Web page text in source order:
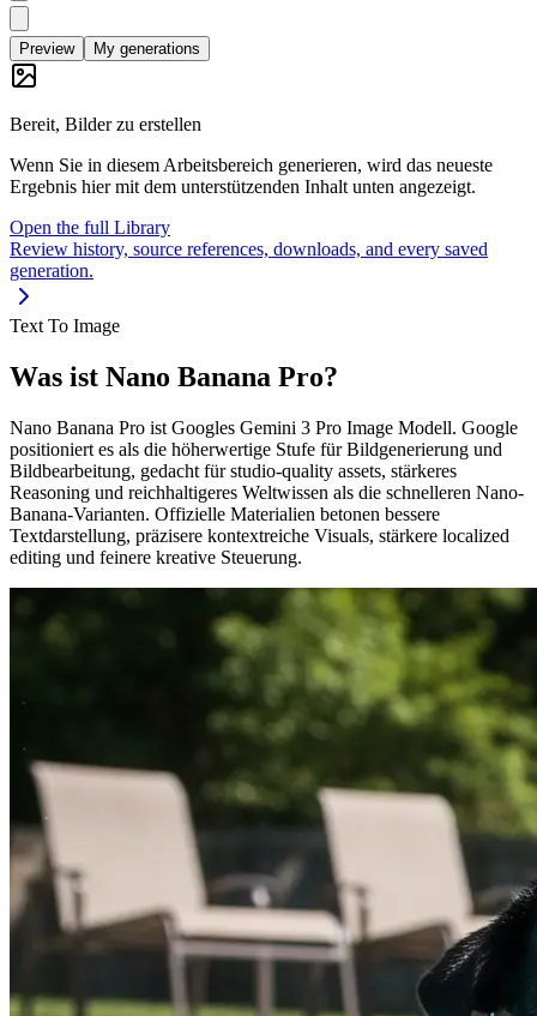
Preview My generations
Bereit, Bilder zu erstellen
Wenn Sie in diesem Arbeitsbereich generieren, wird das neueste
Ergebnis hier mit dem unterstützenden Inhalt unten angezeigt.
Open the full Library
Review history, source references, downloads, and every saved
generation.
Text To Image
Was ist Nano Banana Pro?
Nano Banana Pro ist Googles Gemini 3 Pro Image Modell. Google
positioniert es als die höherwertige Stufe für Bildgenerierung und
Bildbearbeitung, gedacht für studio-quality assets, stärkeres
Reasoning und reichhaltigeres Weltwissen als die schnelleren Nano-
Banana-Varianten. Offizielle Materialien betonen bessere
Textdarstellung, präzisere kontextreiche Visuals, stärkere localized
editing und feinere kreative Steuerung.